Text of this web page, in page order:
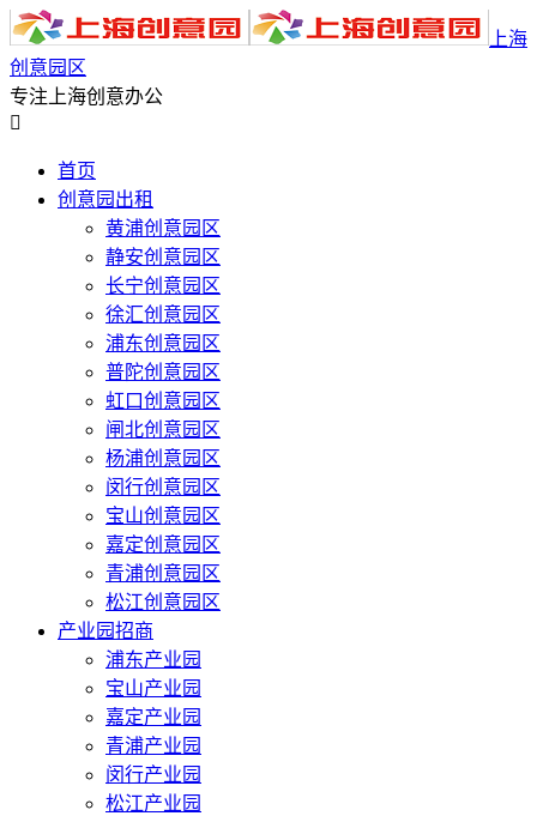
上海
创意园区
专注上海创意办公

首页
创意园出租
黄浦创意园区
静安创意园区
长宁创意园区
徐汇创意园区
浦东创意园区
普陀创意园区
虹口创意园区
闸北创意园区
杨浦创意园区
闵行创意园区
宝山创意园区
嘉定创意园区
青浦创意园区
松江创意园区
产业园招商
浦东产业园
宝山产业园
嘉定产业园
青浦产业园
闵行产业园
松江产业园